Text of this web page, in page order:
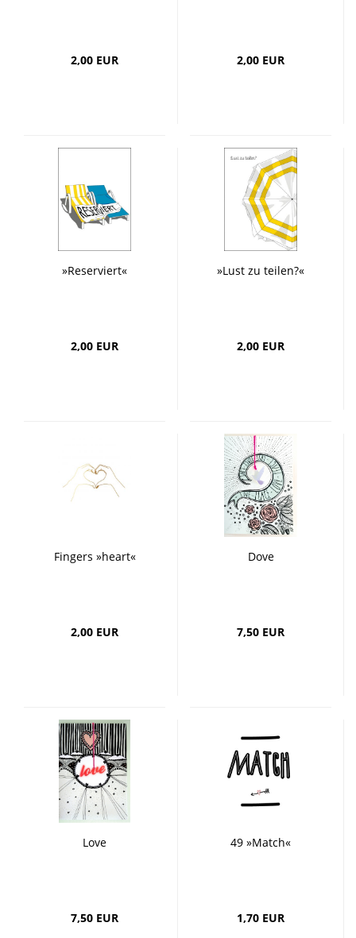
2,00 EUR 2,00 EUR
»Reserviert«
2,00 EUR
»Lust zu teilen?«
2,00 EUR
Fingers »heart«
2,00 EUR
Dove
7,50 EUR
Love
7,50 EUR
49 »Match«
1,70 EUR